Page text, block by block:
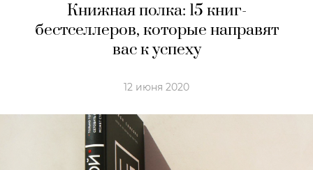
Книжная полка: 15 книг-
бестселлеров, которые направят
вас к успеху
12 июня 2020